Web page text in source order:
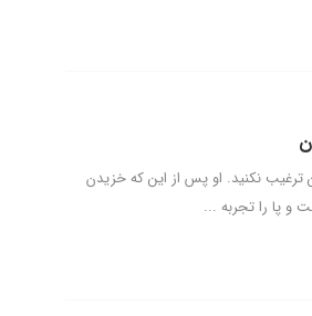
ترغیب نکنید. او پس از این که خزیدن
و پا را تجربه ...